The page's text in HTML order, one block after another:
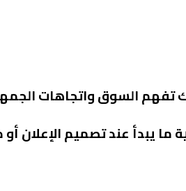
يبدأ عند تصميم الإعلان أو